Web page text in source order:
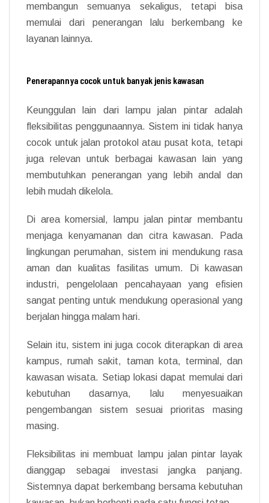
membangun semuanya sekaligus, tetapi bisa
memulai dari penerangan lalu berkembang ke
layanan lainnya.
Penerapannya cocok untuk banyak jenis kawasan
Keunggulan lain dari lampu jalan pintar adalah
fleksibilitas penggunaannya. Sistem ini tidak hanya
cocok untuk jalan protokol atau pusat kota, tetapi
juga relevan untuk berbagai kawasan lain yang
membutuhkan penerangan yang lebih andal dan
lebih mudah dikelola.
Di area komersial, lampu jalan pintar membantu
menjaga kenyamanan dan citra kawasan. Pada
lingkungan perumahan, sistem ini mendukung rasa
aman dan kualitas fasilitas umum. Di kawasan
industri, pengelolaan pencahayaan yang efisien
sangat penting untuk mendukung operasional yang
berjalan hingga malam hari.
Selain itu, sistem ini juga cocok diterapkan di area
kampus, rumah sakit, taman kota, terminal, dan
kawasan wisata. Setiap lokasi dapat memulai dari
kebutuhan dasarnya, lalu menyesuaikan
pengembangan sistem sesuai prioritas masing
masing.
Fleksibilitas ini membuat lampu jalan pintar layak
dianggap sebagai investasi jangka panjang.
Sistemnya dapat berkembang bersama kebutuhan